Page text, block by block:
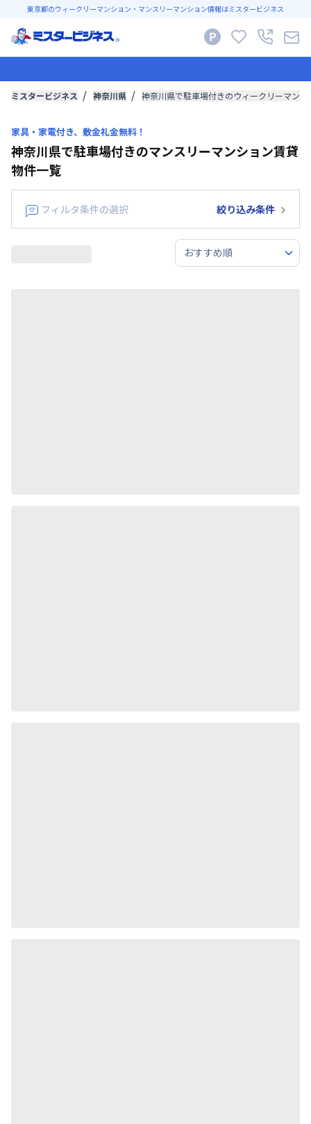
東京都のウィークリーマンション・マンスリーマンション情報はミスタービジネス
ミスタービジネス 神奈川県 神奈川県で駐車場付きのウィークリーマン
家具・家電付き、敷金礼金無料！
神奈川県で駐車場付きのマンスリーマンション賃貸
物件一覧
フィルタ条件の選択 絞り込み条件